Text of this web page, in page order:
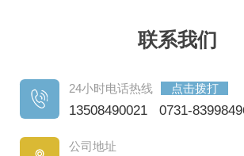
联系我们
24小时电话热线 点击拨打
13508490021 0731-
公司地址